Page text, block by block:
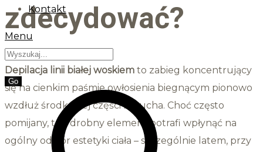
Kontakt
Menu
zdecydować?
Depilacja linii białej woskiem to zabieg koncentrujący
się na cienkim paśmie owłosienia biegnącym pionowo
wzdłuż środkowej części brzucha. Choć często
pomijany, ten drobny element potrafi wpłynąć na
ogólny odbiór estetyki ciała – szczególnie latem, przy